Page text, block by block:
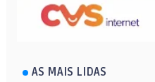
AS MAIS LIDAS